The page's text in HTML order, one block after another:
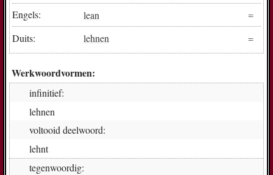
Engels:
lean
Duits:
lehnen
Werkwoordvormen:
infinitief:
leh­nen
voltooid deelwoord:
lehnt
tegenwoordig: